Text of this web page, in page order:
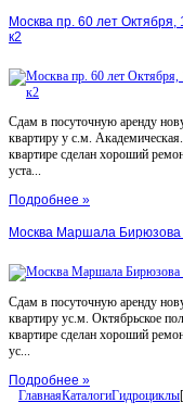
Москва пр. 60 лет Октября,
к2
Сдам в посуточную аренду
квартиру у с.м.
квартире сделан хороший
уста...
Подробнее »
Москва Маршала Бирюзова
Сдам в посуточную аренду
квартиру ус.м. Октябрьское
квартире сделан хороший
ус...
Подробнее »
ГлавнаяКаталогиГидроциклы